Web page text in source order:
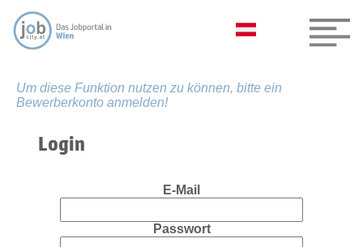
Um diese Funktion nutzen zu können, bitte ein
Bewerberkonto anmelden!
Login
E-Mail
Passwort